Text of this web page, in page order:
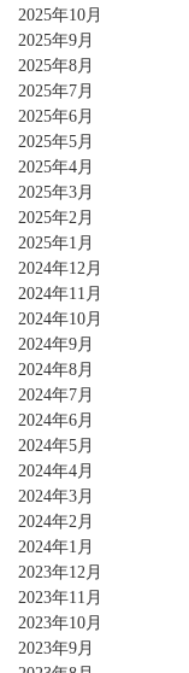
2025年10月
2025年9月
2025年8月
2025年7月
2025年6月
2025年5月
2025年4月
2025年3月
2025年2月
2025年1月
2024年12月
2024年11月
2024年10月
2024年9月
2024年8月
2024年7月
2024年6月
2024年5月
2024年4月
2024年3月
2024年2月
2024年1月
2023年12月
2023年11月
2023年10月
2023年9月